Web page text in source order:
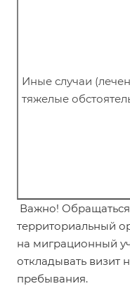
Иные случаи
тяжелые
Важно!
территориальный
на миграционный
откладывать визит
пребывания.